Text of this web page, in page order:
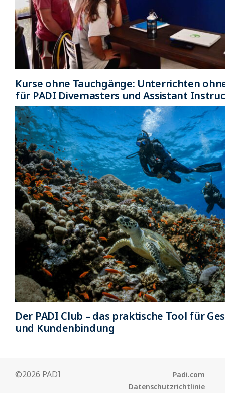
Kurse ohne Tauchgänge: Unterrichten
für PADI Divemasters und Assistant
Der PADI Club – das praktische Tool für
und Kundenbindung
©2026 PADI
Padi.com
Datenschutzrichtlinie